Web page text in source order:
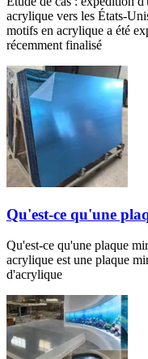
acrylique vers les États-
motifs en acrylique a été
récemment finalisé
Qu'est-ce qu'une
Qu'est-ce qu'une plaque
acrylique est une plaque
d'acrylique